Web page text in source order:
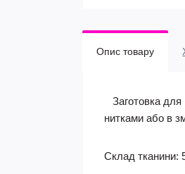
Опис товару
Заготовка для
нитками або в
Склад тканини: